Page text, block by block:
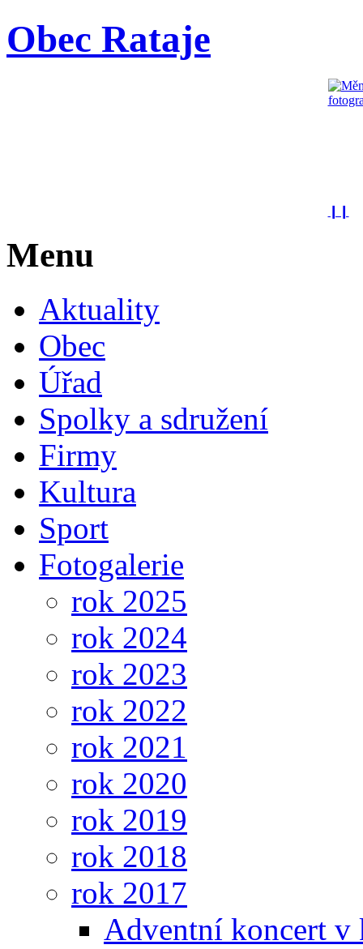
Obec Rataje
Menu
Aktuality
Obec
Úřad
Spolky a sdružení
Firmy
Kultura
Sport
Fotogalerie
rok 2025
rok 2024
rok 2023
rok 2022
rok 2021
rok 2020
rok 2019
rok 2018
rok 2017
Adventní koncert v